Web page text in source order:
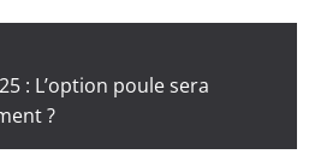
: L’option poule sera
?